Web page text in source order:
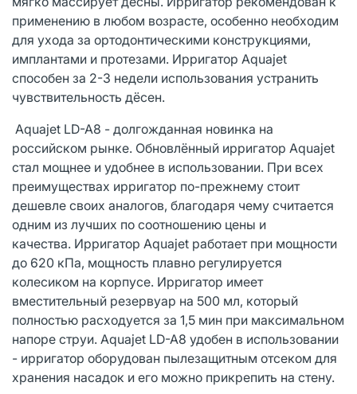
применению в любом возрасте, особенно необходим
для ухода за ортодонтическими конструкциями,
имплантами и протезами. Ирригатор Aquajet
способен за 2-3 недели использования устранить
чувствительность дёсен.
Aquajet LD-A8 - долгожданная новинка на
российском рынке. Обновлённый ирригатор Aquajet
стал мощнее и удобнее в использовании. При всех
преимуществах ирригатор по-прежнему стоит
дешевле своих аналогов, благодаря чему считается
одним из лучших по соотношению цены и
качества. Ирригатор Aquajet работает при мощности
до 620 кПа, мощность плавно регулируется
колесиком на корпусе. Ирригатор имеет
вместительный резервуар на 500 мл, который
полностью расходуется за 1,5 мин при максимальном
напоре струи. Aquajet LD-A8 удобен в использовании
- ирригатор оборудован пылезащитным отсеком для
хранения насадок и его можно прикрепить на стену.